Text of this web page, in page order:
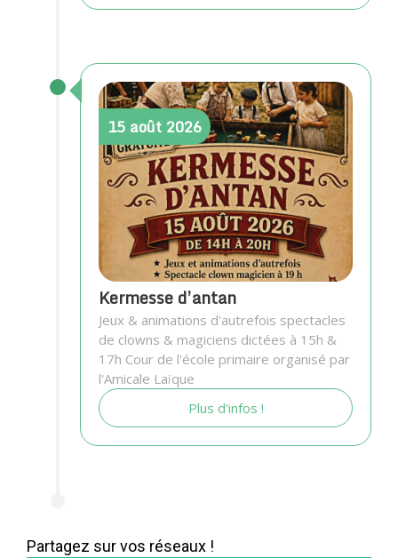
15 août 2026
Kermesse d’antan
Jeux & animations d'autrefois spectacles
de clowns & magiciens dictées à 15h &
17h Cour de l'école primaire organisé par
l'Amicale Laïque
Plus d'infos !
Partagez sur vos réseaux !